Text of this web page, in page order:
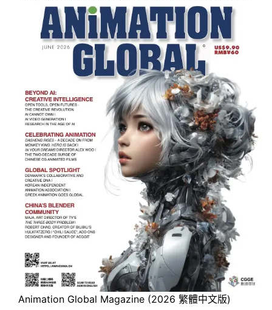
Animation Global Magazine (2026 繁體中文版)